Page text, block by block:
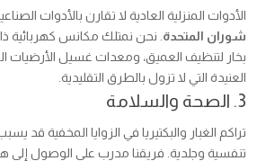
الأدوات المنزلية العادية لا تقارن بالأدوات
شوران المتحدة . نحن نمتلك مكانس كهربائية
بخار لتنظيف العميق، ومعدات غسيل الأرضيات
العنيدة التي لا تزول بالطرق التقليدية.
3. الصحة والسلامة
تراكم الغبار والبكتيريا في الزوايا المخفية
تنفسية وجلدية. فريقنا مدرب على الوصول إلى